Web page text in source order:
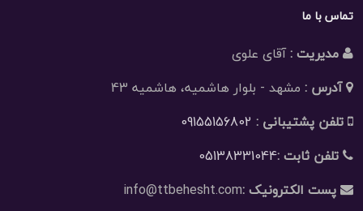
تماس با ما
مدیریت :آقای علوی
آدرس : مشهد - بلوار هاشمیه، هاشمیه 43
تلفن پشتیبانی : 09155156802
تلفن ثابت :05138331044
پست الکترونیک :info@ttbehesht.com